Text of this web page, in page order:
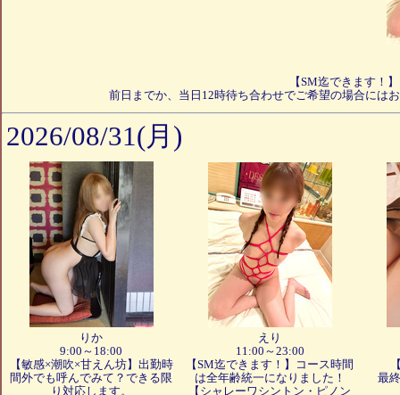
【SM迄できます！
前日までか、当日12時待ち合わせでご希望の場合には
2026/08/31(月)
りか
9:00～18:00
【敏感×潮吹×甘えん坊】出勤時
間外でも呼んでみて？できる限
り対応します。
えり
11:00～23:00
【SM迄できます！】コース時間
は全年齢統一になりました！
【シャレーワシントン・ピノン
最